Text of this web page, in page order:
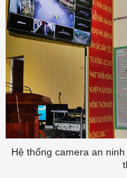
Hệ thống camera an